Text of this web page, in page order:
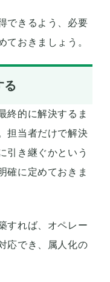
できるよう、必要
ておきましょう。
る
終的に解決するま
担当者だけで解決
引き継ぐかという
確に定めておきま
すれば、オペレー
応でき、属人化の